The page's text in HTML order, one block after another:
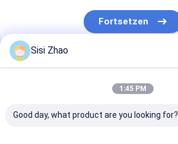
Fortsetzen
Unsere Kategorien
Sisi Zhao
1:45 PM
Good day, what product are you looking for?